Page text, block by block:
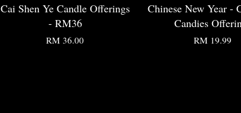
Cai Shen Ye Candle Offerings
- RM36
RM 36.00
Chinese New Year -
Candies
RM 19.99